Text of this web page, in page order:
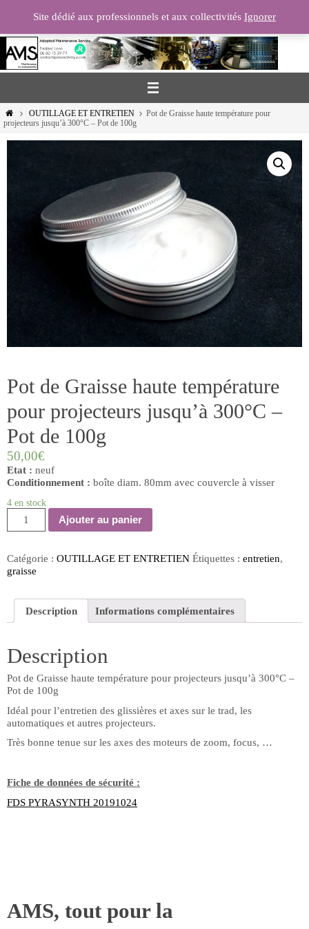
le
contenu
HomeOUTILLAGE ET ENTRETIEN
Pot de Graisse haute température pour
projecteurs jusqu’à 300°C – Pot de 100g
Pot de Graisse haute température
pour projecteurs jusqu’à 300°C –
Pot de 100g
50,00€
Etat : neuf
Conditionnement : boîte diam. 80mm avec couvercle à visser
4 en stock
Graisse
haute
pour
projecteurs
jusqu'à
-
Pot
de
100g
Ajouter au panier
Catégorie : OUTILLAGE ET ENTRETIEN Étiquettes : entretien,
graisse
Description Informations complémentaires
Description
Pot de Graisse haute température pour projecteurs jusqu’à 300°C –
Pot de 100g
Idéal pour l’entretien des glissières et axes sur le trad, les
automatiques et autres projecteurs.
Très bonne tenue sur les axes des moteurs de zoom, focus, …
Fiche de données de sécurité :
FDS PYRASYNTH 20191024
AMS, tout pour la
Site dédié aux professionnels et aux collectivités Ignorer